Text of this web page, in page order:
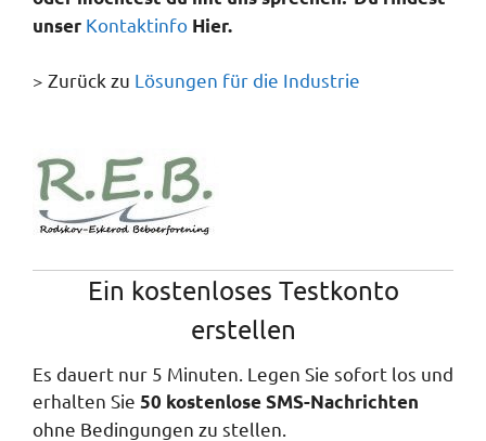
unser Kontaktinfo Hier.
> Zurück zu Lösungen für die Industrie
"Sie wurden mir von einem Kollegen empfohlen, der
Ich habe eine Reihe anderer SMS-Lösungen
untersucht und getestet, und deine ist bei weitem
die flexibelste und schnellste - und das zu einem
Ein kostenloses Testkonto
erstellen
Es dauert nur 5 Minuten. Legen Sie sofort los und
erhalten Sie 50 kostenlose SMS-Nachrichten
ohne Bedingungen zu stellen.